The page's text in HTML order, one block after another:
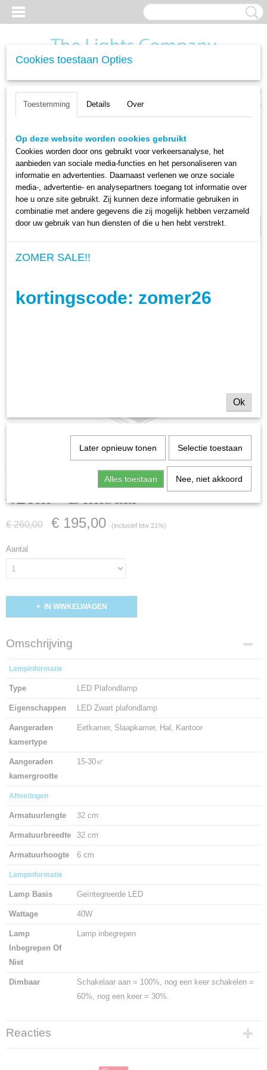
Inloggen Registreren
(0)
Cookies toestaan Opties
Toestemming Details Over
Op deze website worden cookies gebruikt
Cookies worden door ons gebruikt voor verkeersanalyse, het
aanbieden van sociale media-functies en het personaliseren van
informatie en advertenties. Daarnaast verlenen we onze sociale
media-, advertentie- en analysepartners toegang tot informatie over
hoe u onze site gebruikt. Zij kunnen deze informatie gebruiken in
combinatie met andere gegevens die zij mogelijk hebben verzameld
door uw gebruik van hun diensten of die u hen hebt verstrekt.
ZOMER SALE!!
kortingscode: zomer26
Ok
Later opnieuw tonen Selectie toestaan
Alles toestaan Nee, niet akkoord
Home >LED verlichting>LED Plafondlampen>
Piazza Zwart 42cm - Dimbaar
25% korting
Plafondlamp Piazza Zwart
42cm - Dimbaar
€ 260,00 € 195,00 (inclusief btw 21%)
Aantal
IN WINKELWAGEN
Omschrijving
Lampinformatie
Type LED Plafondlamp
Eigenschappen LED Zwart plafondlamp
Aangeraden
kamertype
Eetkamer, Slaapkamer, Hal, Kantoor
Aangeraden
kamergrootte
15-30㎡
Afmetingen
Armatuurlengte 32 cm
Armatuurbreedte 32 cm
Armatuurhoogte 6 cm
Lampinformatie
Lamp Basis Geïntegreerde LED
Wattage 40W
Lamp
Inbegrepen Of
Niet
Lamp inbegrepen
Dimbaar
Schakelaar aan = 100%, nog een keer schakelen =
60%, nog een keer = 30%.
Reacties